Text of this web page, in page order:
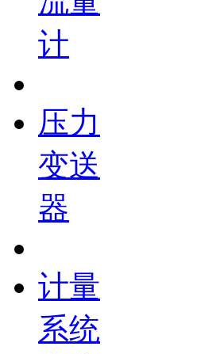
计
压力
变送
器
计量
系统